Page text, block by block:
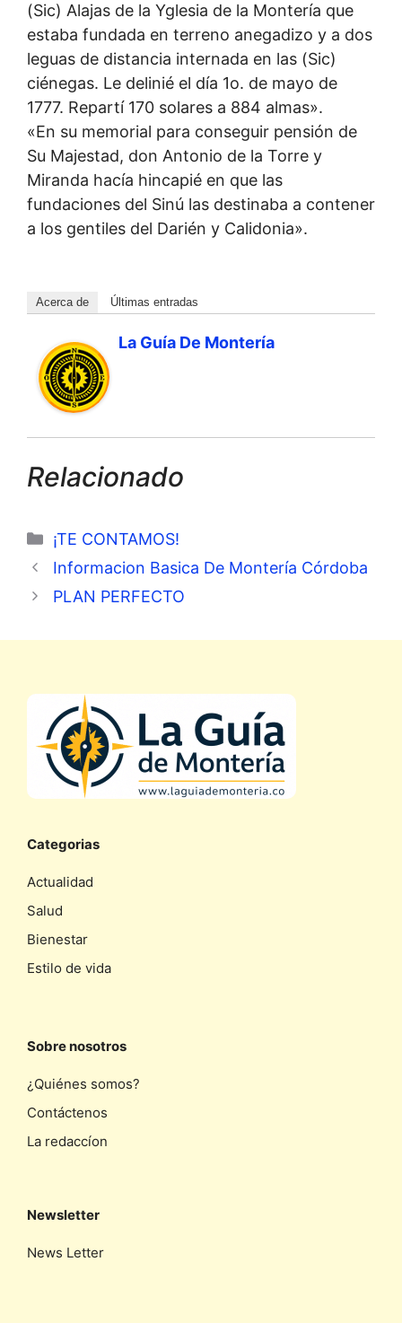
(Sic) Alajas de la Yglesia de la Montería que
estaba fundada en terreno anegadizo y a dos
leguas de distancia internada en las (Sic)
ciénegas. Le delinié el día 1o. de mayo de
1777. Repartí 170 solares a 884 almas».
«En su memorial para conseguir pensión de
Su Majestad, don Antonio de la Torre y
Miranda hacía hincapié en que las
fundaciones del Sinú las destinaba a contener
a los gentiles del Darién y Calidonia».
Acerca de Últimas entradas
La Guía De Montería
Relacionado
Categorías
¡TE CONTAMOS!
Informacion Basica De Montería Córdoba
PLAN PERFECTO
Categorias
Actualidad
Salud
Bienestar
Estilo de vida
Sobre nosotros
¿Quiénes somos?
Contáctenos
La redaccíon
Newsletter
News Letter